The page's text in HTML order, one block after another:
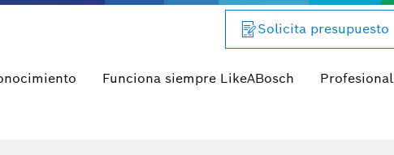
Solicita presupuesto
Funciona siempre LikeABosch Profesional